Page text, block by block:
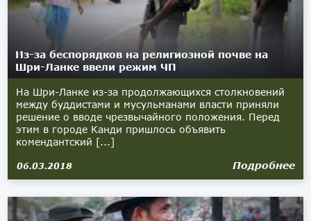
Из-за беспорядков на религиозной почве на
Шри-Ланке ввели режим ЧП
На Шри-Ланке из-за продолжающихся столкновений
между буддистами и мусульманами власти приняли
решение о вводе чрезвычайного положения. Перед
этим в городе Канди пришлось объявить
комендантский [...]
06.03.2018 Подробнее